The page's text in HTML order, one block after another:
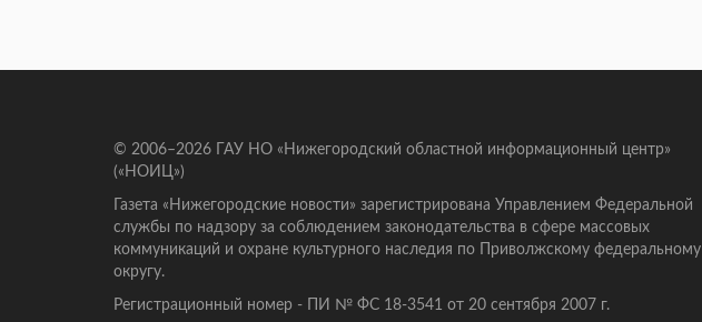
© 2006–2026 ГАУ НО «Нижегородский областной информационный центр»
(«НОИЦ»)
Газета «Нижегородские новости» зарегистрирована Управлением Федеральной
службы по надзору за соблюдением законодательства в сфере массовых
коммуникаций и охране культурного наследия по Приволжскому федеральному
округу.
Регистрационный номер - ПИ № ФС 18-3541 от 20 сентября 2007 г.